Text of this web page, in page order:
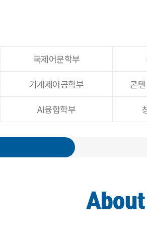
국제어문학부
기계제어공학부 콘
AI융합학부